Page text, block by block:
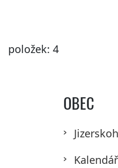
položek: 4
OBEC